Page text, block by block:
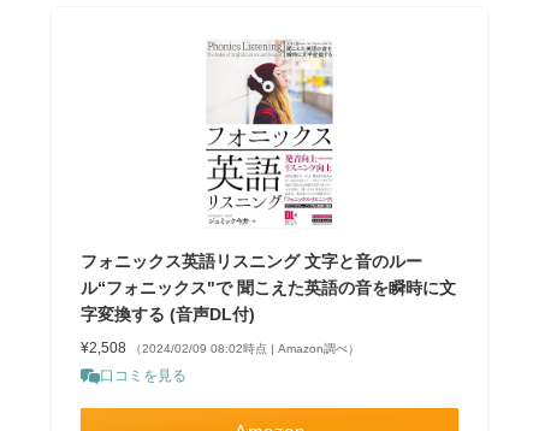
フォニックス英語リスニング 文字と音のルー
ル“フォニックス"で 聞こえた英語の音を瞬時に文
字変換する (音声DL付)
¥2,508 （2024/02/09 08:02時点 | Amazon調べ）
口コミを見る